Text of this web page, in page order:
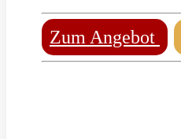
Zum Angebot